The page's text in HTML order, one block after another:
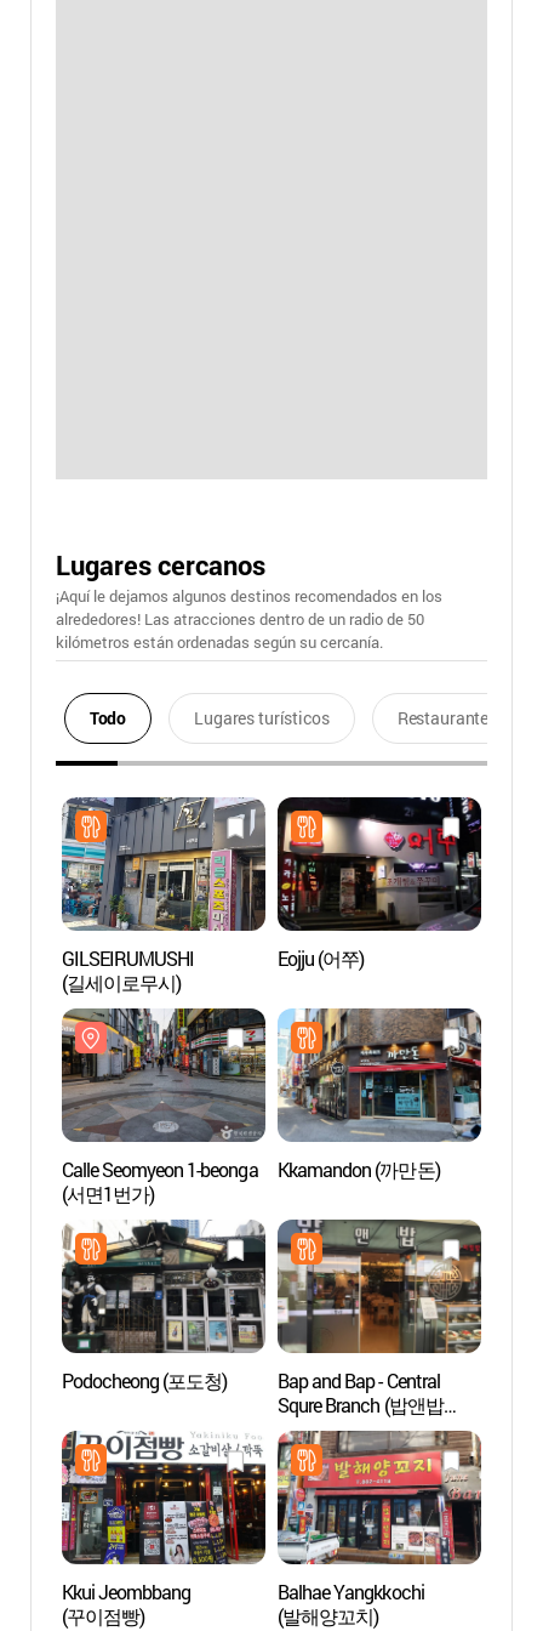
Lugares cercanos
¡Aquí le dejamos algunos destinos recomendados en los
alrededores! Las atracciones dentro de un radio de 50
kilómetros están ordenadas según su cercanía.
Todo Lugares turísticos Restaurantes
GILSEIRUMUSHI
(길세이로무시)
Eojju (어쭈)
Calle Seomyeon 1-beonga
(서면1번가)
Kkamandon (까만돈)
Podocheong (포도청)
Bap and Bap - Central
Squre Branch (밥앤밥
센트럴스퀘어)
Kkui Jeombbang
(꾸이점빵)
Balhae Yangkkochi
(발해양꼬치)